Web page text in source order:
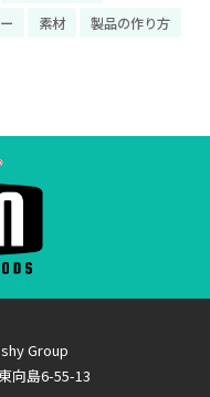
素材
製品の作り方
Group
向島6-55-13